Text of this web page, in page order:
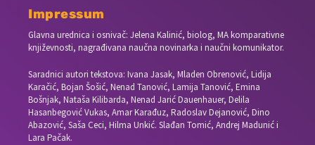
Impressum
Glavna urednica i osnivač: Jelena Kalinić, biolog, MA komparativne
književnosti, nagrađivana naučna novinarka i naučni komunikator.
Saradnici autori tekstova: Ivana Jasak, Mladen Obrenović, Lidija
Karačić, Bojan Šošić, Nenad Tanović, Lamija Tanović, Emina
Bošnjak, Nataša Kilibarda, Nenad Jarić Dauenhauer, Delila
Hasanbegović Vukas, Amar Karađuz, Radoslav Dejanović, Dino
Abazović, Saša Ceci, Hilma Unkić. Slađan Tomić, Andrej Madunić i
Lara Pačak.